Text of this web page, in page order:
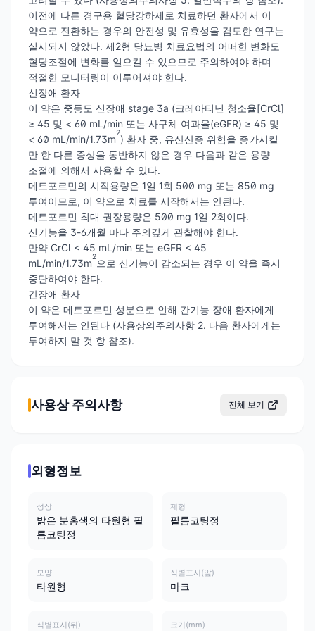
이전에 다른 경구용 혈당강하제로 치료하던 환자에서 이
약으로 전환하는 경우의 안전성 및 유효성을 검토한 연구는
실시되지 않았다. 제2형 당뇨병 치료요법의 어떠한 변화도
혈당조절에 변화를 일으킬 수 있으므로 주의하여야 하며
적절한 모니터링이 이루어져야 한다.
신장애 환자
이 약은 중등도 신장애 stage 3a (크레아티닌 청소율[CrCl]
≥ 45 및 < 60 mL/min 또는 사구체 여과율(eGFR) ≥ 45 및
< 60 mL/min/1.73m
2
) 환자 중, 유산산증 위험을 증가시킬
만 한 다른 증상을 동반하지 않은 경우 다음과 같은 용량
조절에 의해서 사용할 수 있다.
메트포르민의 시작용량은 1일 1회 500 mg 또는 850 mg
투여이므로, 이 약으로 치료를 시작해서는 안된다.
메트포르민 최대 권장용량은 500 mg 1일 2회이다.
신기능을 3-6개월 마다 주의깊게 관찰해야 한다.
만약 CrCl < 45 mL/min 또는 eGFR < 45
mL/min/1.73m
2
으로 신기능이 감소되는 경우 이 약을 즉시
중단하여야 한다.
간장애 환자
이 약은 메트포르민 성분으로 인해 간기능 장애 환자에게
투여해서는 안된다 (사용상의주의사항 2. 다음 환자에게는
투여하지 말 것 항 참조).
사용상 주의사항 전체 보기
외형정보
성상
밝은 분홍색의 타원형 필
름코팅정
제형
필름코팅정
모양
타원형
식별표시(앞)
마크
식별표시(뒤) 크기(mm)